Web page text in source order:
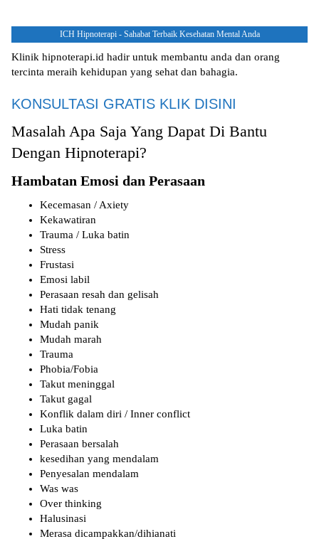
ICH Hipnoterapi - Sahabat Terbaik Kesehatan Mental Anda
Klinik hipnoterapi.id hadir untuk membantu anda dan orang
tercinta meraih kehidupan yang sehat dan bahagia.
KONSULTASI GRATIS KLIK DISINI
Masalah Apa Saja Yang Dapat Di Bantu
Dengan Hipnoterapi?
Hambatan Emosi dan Perasaan
Kecemasan / Axiety
Kekawatiran
Trauma / Luka batin
Stress
Frustasi
Emosi labil
Perasaan resah dan gelisah
Hati tidak tenang
Mudah panik
Mudah marah
Trauma
Phobia/Fobia
Takut meninggal
Takut gagal
Konflik dalam diri / Inner conflict
Luka batin
Perasaan bersalah
kesedihan yang mendalam
Penyesalan mendalam
Was was
Over thinking
Halusinasi
Merasa dicampakkan/dihianati